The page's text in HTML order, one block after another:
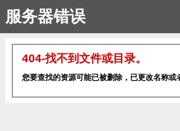
服务器错误
404-找不到文件或目录。
您要查找的资源可能已被删除，已更改名称或